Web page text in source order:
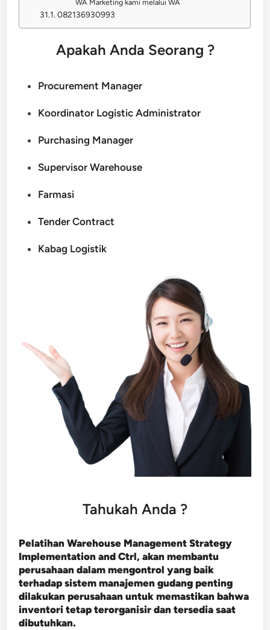
WA Marketing kami melalui WA
082136930993
Apakah Anda Seorang ?
Procurement Manager
Koordinator Logistic Administrator
Purchasing Manager
Supervisor Warehouse
Farmasi
Tender Contract
Kabag Logistik
Tahukah Anda ?
Pelatihan Warehouse Management Strategy
Implementation and Ctrl, akan membantu
perusahaan dalam mengontrol yang baik
terhadap sistem manajemen gudang penting
dilakukan perusahaan untuk memastikan bahwa
inventori tetap terorganisir dan tersedia saat
dibutuhkan.